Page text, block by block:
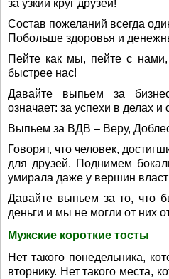
за узкий круг друзей!
Состав пожеланий всегда
Побольше здоровья и
Пейте как мы, пейте с
быстрее нас!
Давайте выпьем за
означает: за успехи в делах и
Выпьем за ВДВ – Веру,
Говорят, что человек,
для друзей. Поднимем
умирала даже у вершин
Давайте выпьем за то, что
деньги и мы не могли от них
Мужские короткие тосты
Нет такого понедельника,
вторнику. Нет такого места,